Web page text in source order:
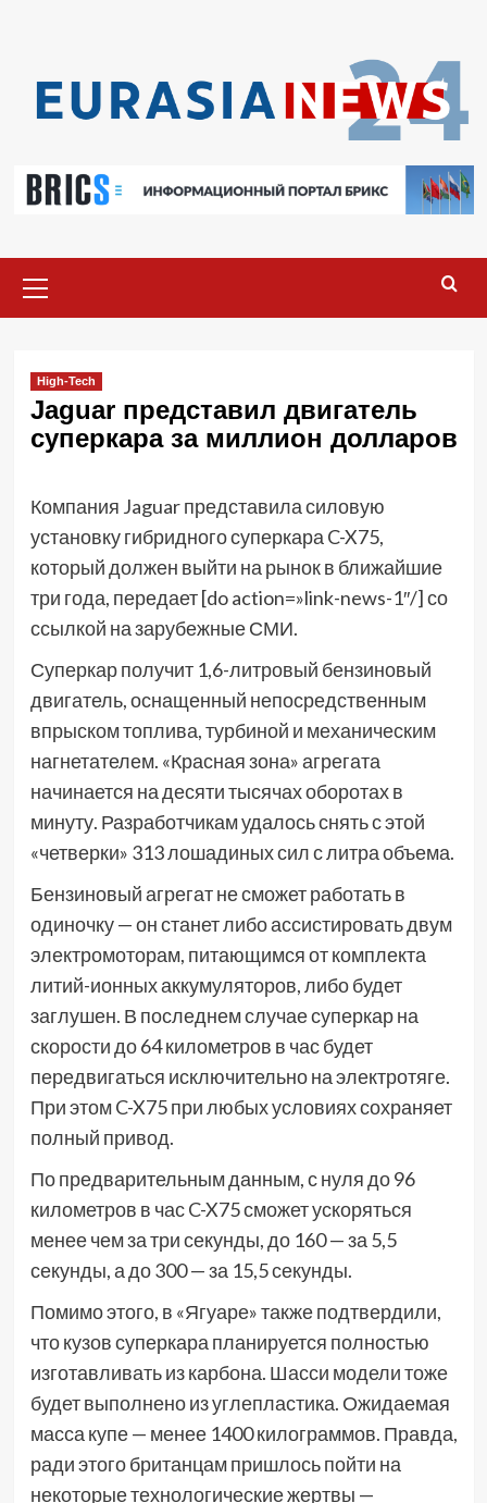
меню
High-Tech
Jaguar представил двигатель
суперкара за миллион долларов
Компания Jaguar представила силовую
установку гибридного суперкара C-X75,
который должен выйти на рынок в ближайшие
три года, передает [do action=»link-news-1″/] со
ссылкой на зарубежные СМИ.
Суперкар получит 1,6-литровый бензиновый
двигатель, оснащенный непосредственным
впрыском топлива, турбиной и механическим
нагнетателем. «Красная зона» агрегата
начинается на десяти тысячах оборотах в
минуту. Разработчикам удалось снять с этой
«четверки» 313 лошадиных сил с литра объема.
Бензиновый агрегат не сможет работать в
одиночку — он станет либо ассистировать двум
электромоторам, питающимся от комплекта
литий-ионных аккумуляторов, либо будет
заглушен. В последнем случае суперкар на
скорости до 64 километров в час будет
передвигаться исключительно на электротяге.
При этом C-X75 при любых условиях сохраняет
полный привод.
По предварительным данным, с нуля до 96
километров в час C-X75 сможет ускоряться
менее чем за три секунды, до 160 — за 5,5
секунды, а до 300 — за 15,5 секунды.
Помимо этого, в «Ягуаре» также подтвердили,
что кузов суперкара планируется полностью
изготавливать из карбона. Шасси модели тоже
будет выполнено из углепластика. Ожидаемая
масса купе — менее 1400 килограммов. Правда,
ради этого британцам пришлось пойти на
некоторые технологические жертвы —